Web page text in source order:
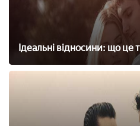
Ідеальні відносини: що це